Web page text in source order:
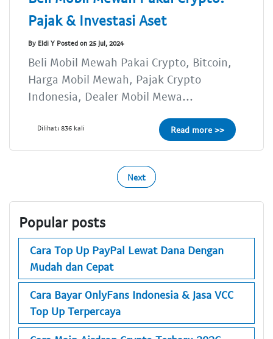
Pajak & Investasi Aset
By Eldi Y Posted on 25 Jul, 2024
Beli Mobil Mewah Pakai Crypto, Bitcoin,
Harga Mobil Mewah, Pajak Crypto
Indonesia, Dealer Mobil Mewa...
Dilihat: 836 kali Read more >>
Next
Popular posts
Cara Top Up PayPal Lewat Dana Dengan
Mudah dan Cepat
Cara Bayar OnlyFans Indonesia & Jasa VCC
Top Up Terpercaya